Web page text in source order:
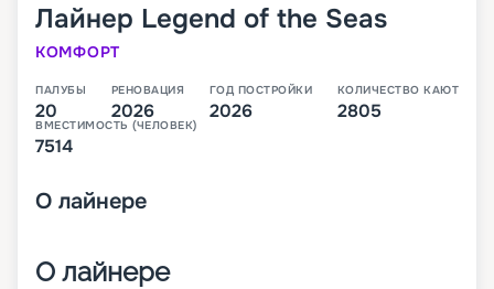
Лайнер Legend of the Seas
КОМФОРТ
ПАЛУБЫ
20
РЕНОВАЦИЯ
2026
ГОД ПОСТРОЙКИ
2026
КОЛИЧЕСТВО КАЮТ
2805
ВМЕСТИМОСТЬ (ЧЕЛОВЕК)
7514
О лайнере
О лайнере